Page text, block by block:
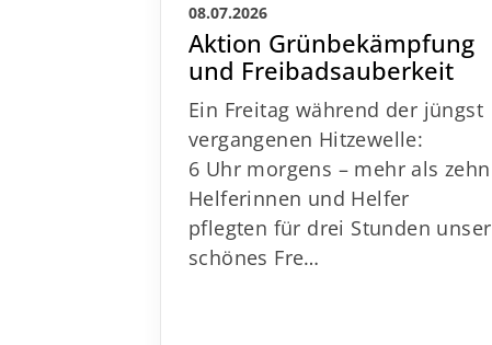
08.07.2026
Aktion Grünbekämpfung
und Freibadsauberkeit
Ein Freitag während der jüngst
vergangenen Hitzewelle:
6 Uhr morgens – mehr als zehn
Helferinnen und Helfer
pflegten für drei Stunden unser
schönes Fre…